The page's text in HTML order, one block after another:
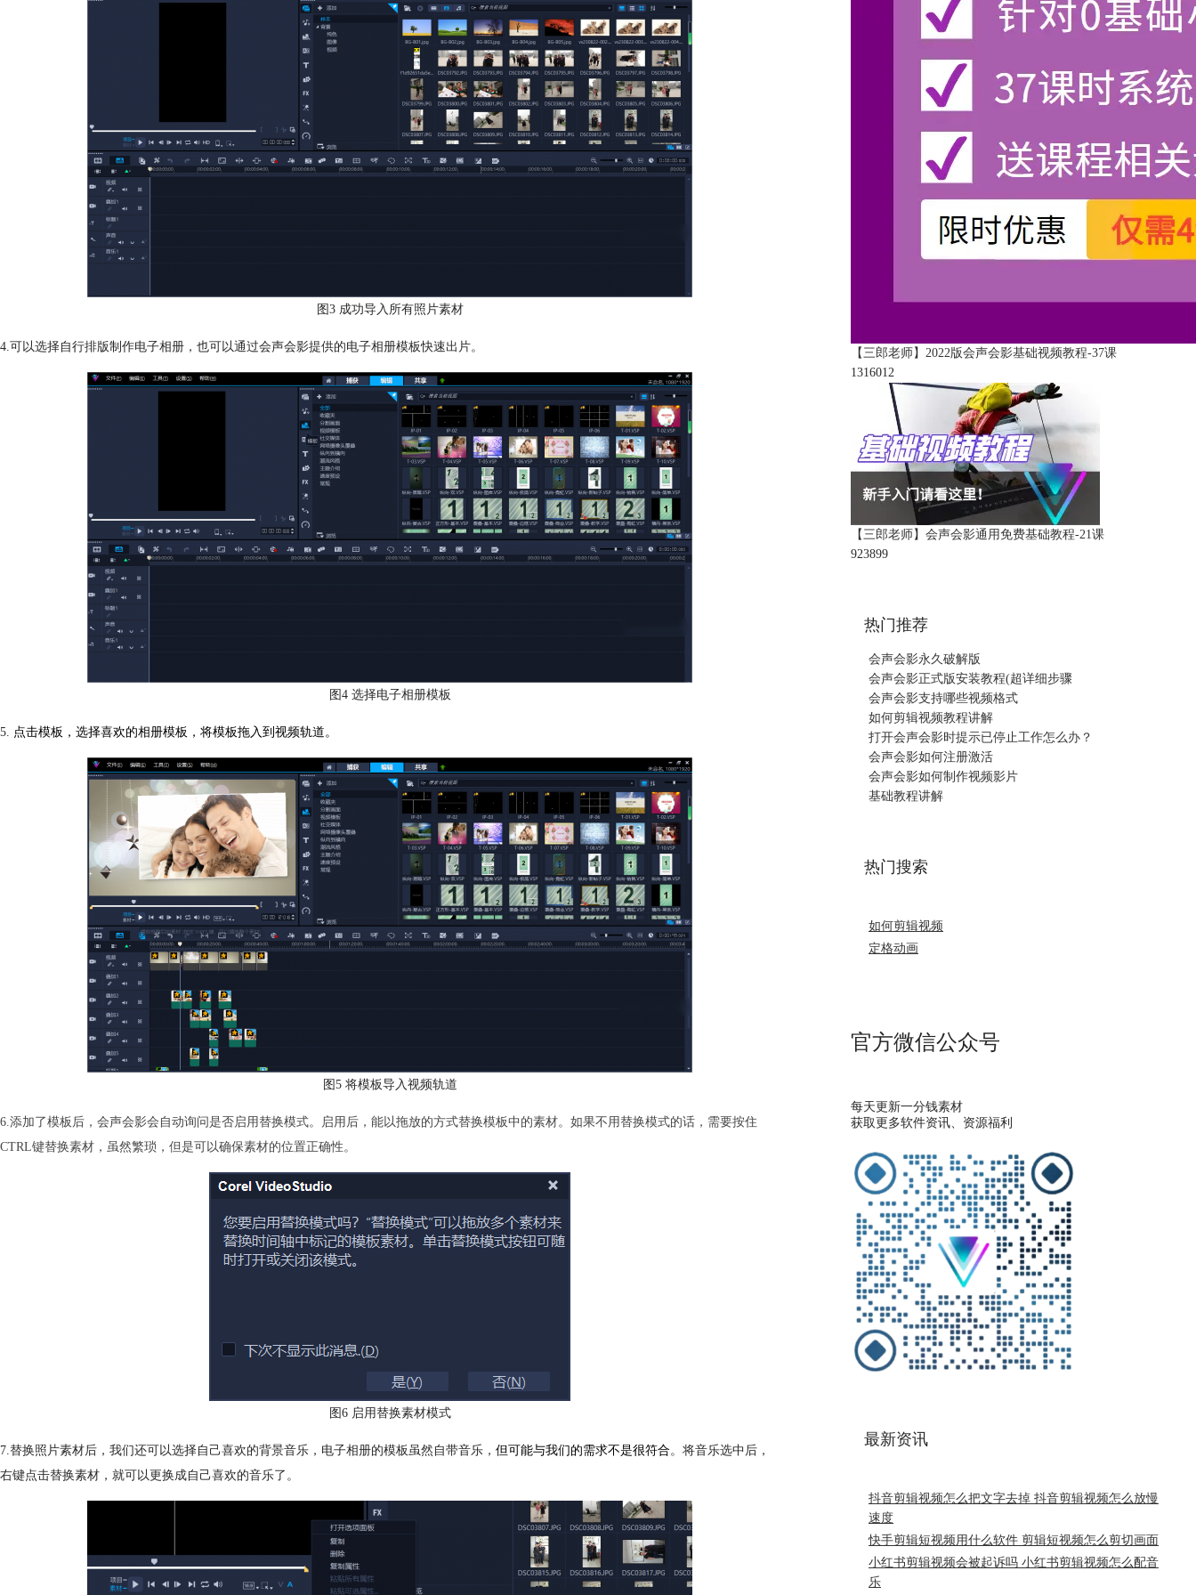
图3 成功导入所有照片素材
4.可以选择自行排版制作电子相册，也可以通过会声会影提供的电子相册模板快速出片。
图4 选择电子相册模板
5. 点击模板，选择喜欢的相册模板，将模板拖入到视频轨道。
图5 将模板导入视频轨道
6.添加了模板后，会声会影会自动询问是否启用替换模式。启用后，能以拖放的方式替换模板中的素材。如果不用替换模式的话，需要按住
CTRL键替换素材，虽然繁琐，但是可以确保素材的位置正确性。
图6 启用替换素材模式
7.替换照片素材后，我们还可以选择自己喜欢的背景音乐，电子相册的模板虽然自带音乐， 但可能与我们的需求不是很符合。将音乐选中后，
右键点击替换素材，就可以更换成自己喜欢的音乐了。
【三郎老师】2022版会声会影基础视频教程-37课
1316012
【三郎老师】会声会影通用免费基础教程-21课
923899
热门推荐
会声会影永久破解版
会声会影正式版安装教程(超详细步骤
会声会影支持哪些视频格式
如何剪辑视频教程讲解
打开会声会影时提示已停止工作怎么办？
会声会影如何注册激活
会声会影如何制作视频影片
基础教程讲解
热门搜索
如何剪辑视频
定格动画
官方微信公众号
每天更新一分钱素材
获取更多软件资讯、资源福利
最新资讯
抖音剪辑视频怎么把文字去掉 抖音剪辑视频怎么放慢
速度
快手剪辑短视频用什么软件 剪辑短视频怎么剪切画面
小红书剪辑视频会被起诉吗 小红书剪辑视频怎么配音
乐